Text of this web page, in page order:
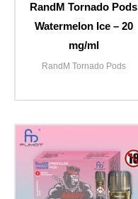
RandM Tornado Pods
Watermelon Ice – 20
mg/ml
RandM Tornado Pods